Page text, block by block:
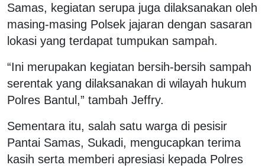
Samas, kegiatan serupa juga dilaksanakan oleh
masing-masing Polsek jajaran dengan sasaran
lokasi yang terdapat tumpukan sampah.
“Ini merupakan kegiatan bersih-bersih sampah
serentak yang dilaksanakan di wilayah hukum
Polres Bantul,” tambah Jeffry.
Sementara itu, salah satu warga di pesisir
Pantai Samas, Sukadi, mengucapkan terima
kasih serta memberi apresiasi kepada Polres